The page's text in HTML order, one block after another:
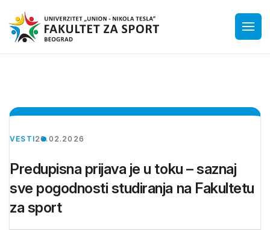
VESTI20.02.2026
Predupisna prijava je u toku – saznaj
sve pogodnosti studiranja na Fakultetu
za sport